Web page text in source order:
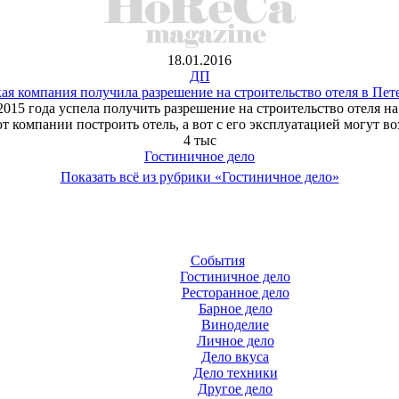
18.01.2016
ДП
компания получила разрешение на строительство отеля в
года успела получить разрешение на строительство
построить отель, а вот с его эксплуатацией могут
4 тыс
Гостиничное дело
Показать всё из рубрики «Гостиничное дело»
События
Гостиничное дело
Ресторанное дело
Барное дело
Виноделие
Личное дело
Дело вкуса
Дело техники
Другое дело